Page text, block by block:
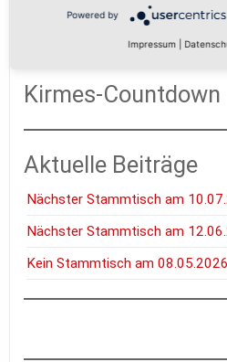
Kirmes-Countdown
Aktuelle Beiträge
Nächster Stammtisch am
Nächster Stammtisch am
Kein Stammtisch am 08.05.2026
Powered by
Impressum